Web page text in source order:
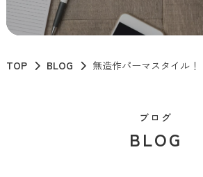
TOP BLOG 無造作パーマスタイル！
ブログ
BLOG